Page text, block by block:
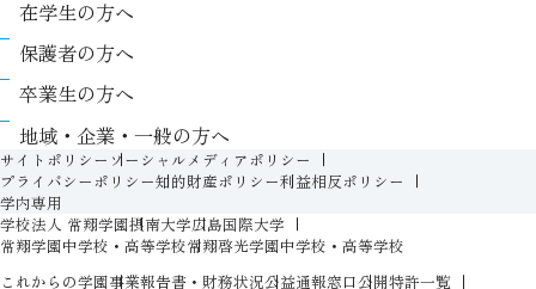
教育センター
履修、授業、試験について
シラバス
FD活動
教務事項に関するQ&A
入学準備プログラム
新入生特設ページ
情報センター
証明書発行について（在学生向け）
保健室
学生生活に関する相談窓口
学生相談室
障がいのある学生への支援（合理的配慮）
人権侵害防止への取り組み
国際交流センター
協定校
For foreigners
Research
International (Exchange students / Overseas
partners)
Contact
在学生の方へ
保護者の方へ
卒業生の方へ
地域・企業・一般の方へ
サイトポリシー ソーシャルメディアポリシー
プライバシーポリシー知的財産ポリシー利益相反ポリシー
学内専用
学校法人 常翔学園摂南大学広島国際大学
常翔学園中学校・高等学校常翔啓光学園中学校・高等学校
これからの学園事業報告書・財務状況公益通報窓口公開特許一覧